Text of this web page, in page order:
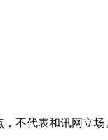
不代表和讯网立